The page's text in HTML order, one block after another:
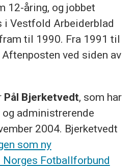
12-åring, og jobbet
i Vestfold Arbeiderblad
til 1990. Fra 1991 til
ved siden av
Pål Bjerketvedt, som har
administrerende
2004. Bjerketvedt
som ny
Fotballforbund